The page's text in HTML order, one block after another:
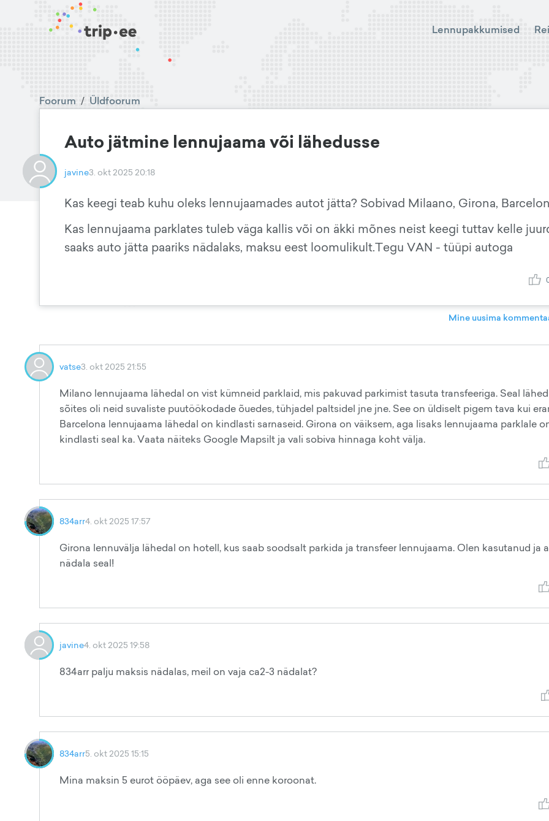
Lennupakkumised
Foorum / Üldfoorum
Auto jätmine lennujaama või lähedusse
javine3. okt 2025 20:18
Kas keegi teab kuhu oleks lennujaamades autot jätta? Sobivad Milaano, Girona,
Kas lennujaama parklates tuleb väga kallis või on äkki mõnes neist keegi tuttav kelle
saaks auto jätta paariks nädalaks, maksu eest loomulikult.Tegu VAN - tüüpi autoga
Mine uusima
vatse3. okt 2025 21:55
Milano lennujaama lähedal on vist kümneid parklaid, mis pakuvad parkimist tasuta transfeeriga. Seal
sõites oli neid suvaliste puutöökodade õuedes, tühjadel paltsidel jne jne. See on üldiselt pigem tava kui
Barcelona lennujaama lähedal on kindlasti sarnaseid. Girona on väiksem, aga lisaks lennujaama parklale
kindlasti seal ka. Vaata näiteks Google Mapsilt ja vali sobiva hinnaga koht välja.
834arr4. okt 2025 17:57
Girona lennuvälja lähedal on hotell, kus saab soodsalt parkida ja transfeer lennujaama. Olen kasutanud ja
nädala seal!
javine4. okt 2025 19:58
834arr palju maksis nädalas, meil on vaja ca2-3 nädalat?
834arr5. okt 2025 15:15
Mina maksin 5 eurot ööpäev, aga see oli enne koroonat.